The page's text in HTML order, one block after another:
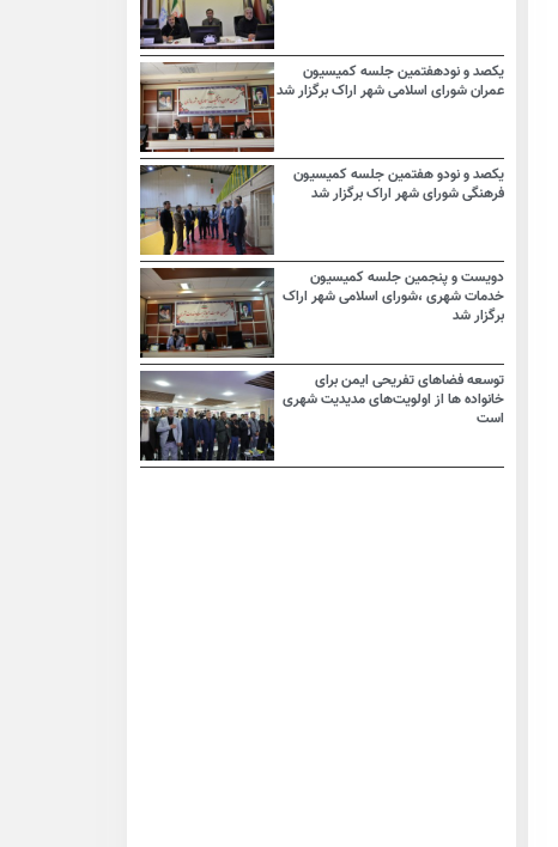
یکصد و نودهفتمین جلسه کمیسیون
عمران شورای اسلامی شهر اراک برگزار شد
یکصد و نودو هفتمین جلسه کمیسیون
فرهنگی شورای شهر اراک برگزار شد
دویست و پنجمین جلسه کمیسیون
خدمات شهری ،شورای اسلامی شهر اراک
برگزار شد
توسعه فضاهای تفریحی ایمن برای
خانواده ها از اولویت‌های مدیدیت شهری
است